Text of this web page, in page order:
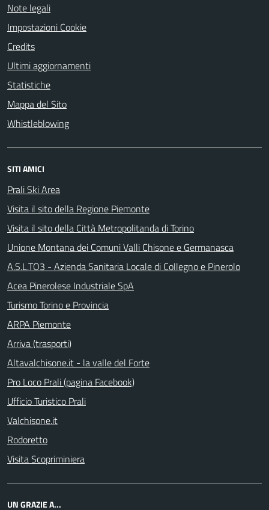
Note legali
Impostazioni Cookie
Credits
Ultimi aggiornamenti
Statistiche
Mappa del Sito
Whistleblowing
SITI AMICI
Prali Ski Area
Visita il sito della Regione Piemonte
Visita il sito della Città Metropolitanda di Torino
Unione Montana dei Comuni Valli Chisone e Germanasca
A.S.L.TO3 - Azienda Sanitaria Locale di Collegno e Pinerolo
Acea Pinerolese Industriale SpA
Turismo Torino e Provincia
ARPA Piemonte
Arriva (trasporti)
Altavalchisone.it - la valle del Forte
Pro Loco Prali (pagina Facebook)
Ufficio Turistico Prali
Valchisone.it
Rodoretto
Visita Scopriminiera
UN GRAZIE A...